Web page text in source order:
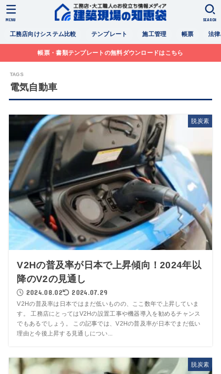
工務店向けシステム比較 テンプレート 施工管理 帳票 法
SEARCH
MENU
帳票・書類テンプレートの無料ダウンロードはこちら
電気自動車
脱炭素
V2Hの普及率が日本で上昇傾向！2024年以
降のV2の見通し
2024.08.02 2024.07.29
V2Hの普及率は日本ではまだ低いものの、ここ数年で上昇していま
す。 工務店にとってはV2Hの設置工事や機器導入を勧めるチャンス
でもあるでしょう。 この記事では、V2Hの普及率が日本でまだ低い
理由と今後上昇する見通しについ...
脱炭素